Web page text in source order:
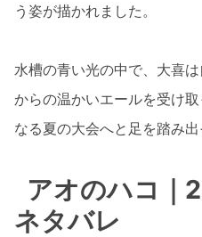
う姿が描かれました。
水槽の青い光の中で、大喜
からの温かいエールを受け
なる夏の大会へと足を踏み出
アオのハコ｜
ネタバレ